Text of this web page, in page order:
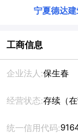
宁夏德达
工商信息
企业法人:保生春
经营状态:存续（
统一信用代码: